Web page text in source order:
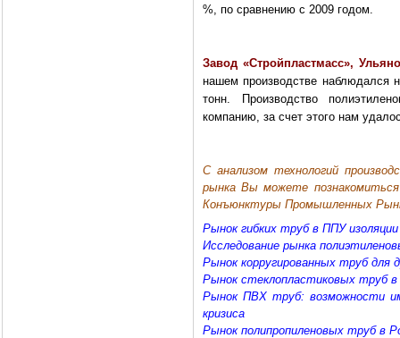
%, по сравнению с 2009 годом.
Завод «Стройпластмасс»,
нашем производстве наблюдался
тонн. Производство
компанию, за счет этого нам
С анализом технологий
рынка Вы можете
Конъюнктуры Промышленных
Рынок гибких труб в ППУ
Исследование рынка
Рынок корругированных труб для
Рынок стеклопластиковых труб в
Рынок ПВХ труб: возможности
кризиса
Рынок полипропиленовых труб в